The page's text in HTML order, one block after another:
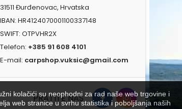
31511 Đurđenovac, Hrvatska
IBAN: HR4124070001100337148
SWIFT: OTPVHR2X
Telefon: +385 91 608 4101
E-mail: carpshop.vuksic@gmail.com
kolačići su neophodni za rad naše web trgovine i
web stranice u svrhu statistika i poboljšanja naših
PRATITE NAS